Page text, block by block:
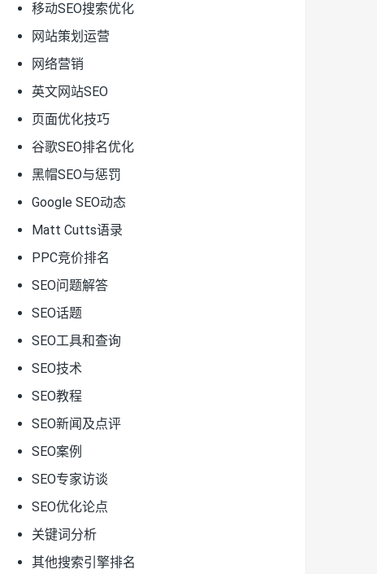
移动SEO搜索优化
网站策划运营
网络营销
英文网站SEO
页面优化技巧
谷歌SEO排名优化
黑帽SEO与惩罚
Google SEO动态
Matt Cutts语录
PPC竞价排名
SEO问题解答
SEO话题
SEO工具和查询
SEO技术
SEO教程
SEO新闻及点评
SEO案例
SEO专家访谈
SEO优化论点
关键词分析
其他搜索引擎排名